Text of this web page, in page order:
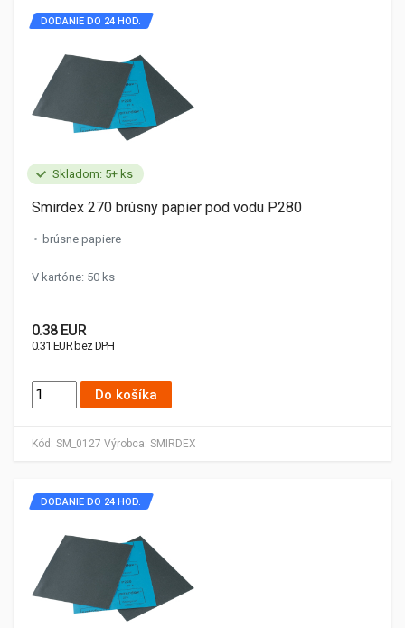
Skladom: 5+ ks
Kód: SM_0127 Výrobca: SMIRDEX
DODANIE DO 24 HOD.
Smirdex 270 brúsny papier pod vodu P280
brúsne papiere
V kartóne: 50 ks
0.38 EUR
0.31 EUR bez DPH
Do košíka
DODANIE DO 24 HOD.